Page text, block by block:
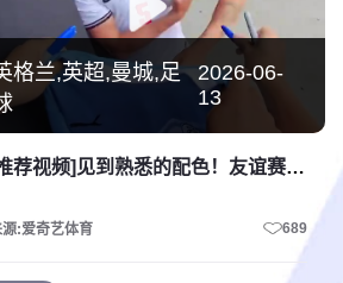
格兰,英超,曼城,足
2026-06-
13
[推荐视频]见到熟悉的配色！友谊赛后，斯通斯签了一件曼城球衣！
源:爱奇艺体育 689